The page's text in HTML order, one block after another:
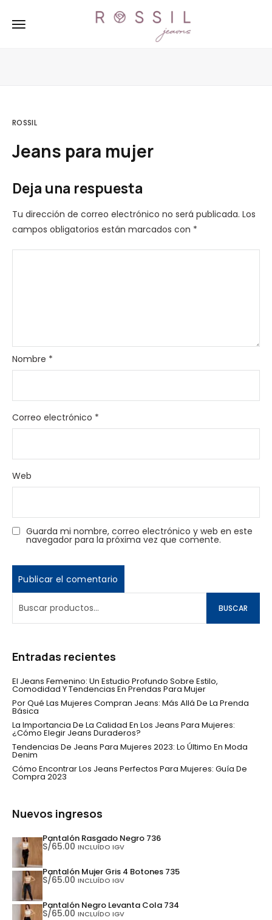
ROSSIL
Jeans para mujer
Deja una respuesta
Tu dirección de correo electrónico no será publicada. Los
campos obligatorios están marcados con *
Nombre *
Correo electrónico *
Web
Guarda mi nombre, correo electrónico y web en este
navegador para la próxima vez que comente.
BUSCAR
Entradas recientes
El Jeans Femenino: Un Estudio Profundo Sobre Estilo,
Comodidad Y Tendencias En Prendas Para Mujer
Por Qué Las Mujeres Compran Jeans: Más Allá De La Prenda
Básica
La Importancia De La Calidad En Los Jeans Para Mujeres:
¿Cómo Elegir Jeans Duraderos?
Tendencias De Jeans Para Mujeres 2023: Lo Último En Moda
Denim
Cómo Encontrar Los Jeans Perfectos Para Mujeres: Guía De
Compra 2023
Nuevos ingresos
Pantalón Rasgado Negro 736
S/65.00 INCLUÍDO IGV
Pantalón Mujer Gris 4 Botones 735
S/65.00 INCLUÍDO IGV
Pantalón Negro Levanta Cola 734
S/65.00 INCLUÍDO IGV